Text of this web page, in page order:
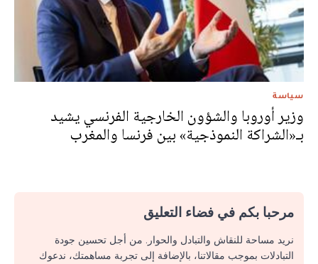
سياسة
وزير أوروبا والشؤون الخارجية الفرنسي يشيد
بـ«الشراكة النموذجية» بين فرنسا والمغرب
مرحبا بكم في فضاء التعليق
نريد مساحة للنقاش والتبادل والحوار. من أجل تحسين جودة
التبادلات بموجب مقالاتنا، بالإضافة إلى تجربة مساهمتك، ندعوك